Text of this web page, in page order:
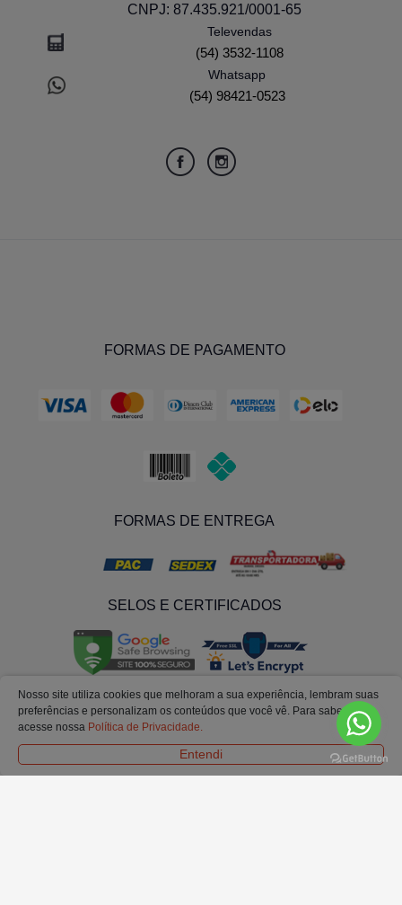
CNPJ: 87.435.921/0001-65
Televendas
(54) 3532-1108
Whatsapp
(54) 98421-0523
FORMAS DE PAGAMENTO
FORMAS DE ENTREGA
SELOS E CERTIFICADOS
Nosso site utiliza cookies que melhoram a sua experiência, lembram suas
preferências e personalizam os conteúdos que você vê. Para saber mais
acesse nossa Política de Privacidade.
Entendi